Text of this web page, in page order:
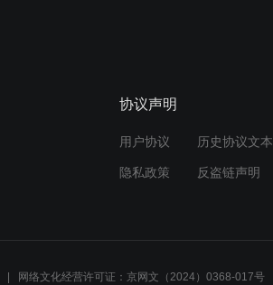
协议声明
用户协议 历史协议文本
隐私政策 反盗链声明
网络文化经营许可证：京网文（2024）0368-017号